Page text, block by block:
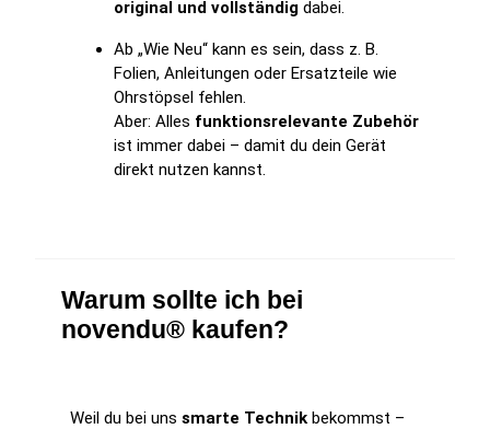
original und vollständig dabei.
Ab „Wie Neu“ kann es sein, dass z. B.
Folien, Anleitungen oder Ersatzteile wie
Ohrstöpsel fehlen.
Aber: Alles funktionsrelevante Zubehör
ist immer dabei – damit du dein Gerät
direkt nutzen kannst.
Warum sollte ich bei
novendu® kaufen?
Weil du bei uns smarte Technikbekommst –